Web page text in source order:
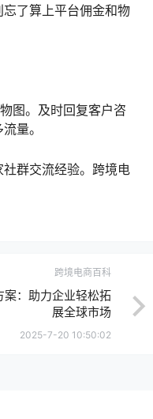
了算上平台佣金和物
图。及时回复客户咨
量。
群交流经验。跨境电
跨境电商百科
案：助力企业轻松拓
展全球市场
2025-7-20 10:50:02